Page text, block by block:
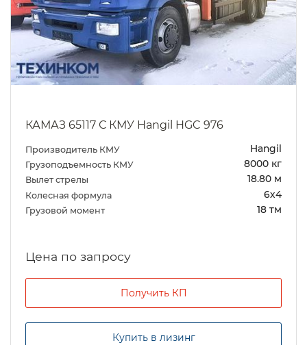
КАМАЗ 65117 С КМУ Hangil HGC 976
Производитель КМУ Hangil
Грузоподъемность КМУ 8000 кг
Вылет стрелы 18.80 м
Колесная формула 6х4
Грузовой момент 18 тм
Цена по запросу
Получить КП
Купить в лизинг